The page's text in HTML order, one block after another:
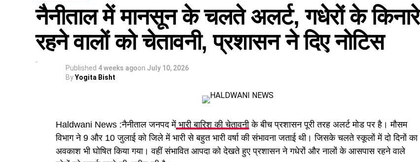
ज्योलीकोट क्षेत्र में वाहन चालक का नियंत्रण टैक्सी से हट गया और वाहन सड़क से नीचे करीब 40 मीटर गहरी खाई में
जा गिरा। दुर्घटना के बाद मौके पर अफरा-तफरी मच गई और स्थानीय लोगों ने राहत कार्य शुरू करने के साथ पुलिस को
सूचना दी।
नैनीताल में मानसून के चलते अलर्ट, गधेरों के किनारे
रहने वालों को चेतावनी, प्रशासन ने दिए नोटिस
Published 4 weeks agoon July 10, 2026
ByYogita Bisht
Haldwani News :नैनीताल जनपद मेंभारी बारिश की चेतावनीके बीच प्रशासन पूरी तरह अलर्ट मोड पर है। मौसम
विभाग ने 9 और 10 जुलाई को जिले में भारी से बहुत भारी वर्षा की संभावना जताई थी। जिसके चलते स्कूलों में दो दिनों का
अवकाश भी घोषित किया गया। वहीं संभावित आपदा को देखते हुए प्रशासन ने गधेरों और नालों के आसपास रहने वाले